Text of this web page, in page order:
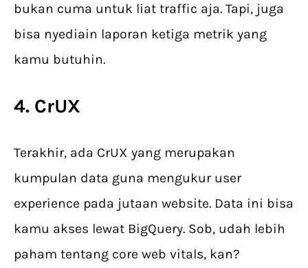
bukan cuma untuk liat traffic aja. Tapi, juga
bisa nyediain laporan ketiga metrik yang
kamu butuhin.
4. CrUX
Terakhir, ada CrUX yang merupakan
kumpulan data guna mengukur user
experience pada jutaan website. Data ini bisa
kamu akses lewat BigQuery. Sob, udah lebih
paham tentang core web vitals, kan?